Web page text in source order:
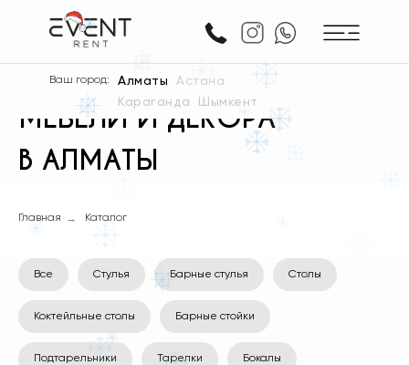
Ваш город: Астана
Алматы
Караганда
Шымкент
АРЕНДА ПОСУДЫ,
МЕБЕЛИ И ДЕКОРА
В АЛМАТЫ
Главная → Каталог
Все Стулья Барные стулья Столы
Коктейльные столы Барные стойки
Подтарельники Тарелки Бокалы